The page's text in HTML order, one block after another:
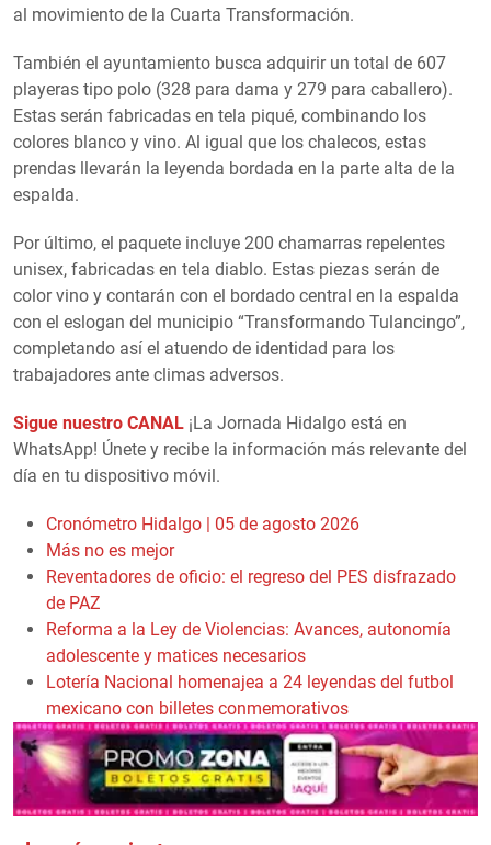
al movimiento de la Cuarta Transformación.
También el ayuntamiento busca adquirir un total de 607
playeras tipo polo (328 para dama y 279 para caballero).
Estas serán fabricadas en tela piqué, combinando los
colores blanco y vino. Al igual que los chalecos, estas
prendas llevarán la leyenda bordada en la parte alta de la
espalda.
Por último, el paquete incluye 200 chamarras repelentes
unisex, fabricadas en tela diablo. Estas piezas serán de
color vino y contarán con el bordado central en la espalda
con el eslogan del municipio “Transformando Tulancingo”,
completando así el atuendo de identidad para los
trabajadores ante climas adversos.
Sigue nuestro CANAL ¡La Jornada Hidalgo está en
WhatsApp! Únete y recibe la información más relevante del
día en tu dispositivo móvil.
Cronómetro Hidalgo | 05 de agosto 2026
Más no es mejor
Reventadores de oficio: el regreso del PES disfrazado
de PAZ
Reforma a la Ley de Violencias: Avances, autonomía
adolescente y matices necesarios
Lotería Nacional homenajea a 24 leyendas del futbol
mexicano con billetes conmemorativos